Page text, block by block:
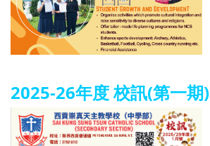
2025-26年度 校訊(第一期)